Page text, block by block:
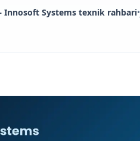
Systems texnik rahbari•